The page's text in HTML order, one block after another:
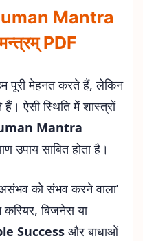
Mantra
मन्त्रम् PDF
पूरी मेहनत करते हैं, लेकिन
ऐसी स्थिति में शास्त्रों
Mantra
उपाय साबित होता है।
को संभव करने वाला’
करियर, बिजनेस या
Success और बाधाओं